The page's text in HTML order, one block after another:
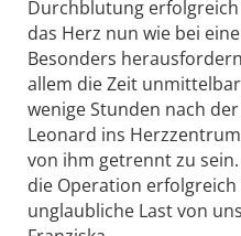
Durchblutung
das Herz nun wie bei
Besonders
allem die Zeit
wenige Stunden nach
Leonard ins
von ihm getrennt zu
die Operation
unglaubliche Last von